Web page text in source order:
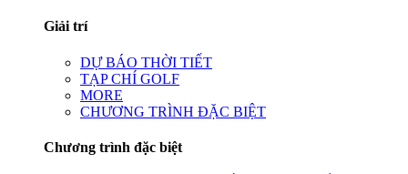
Giải trí
DỰ BÁO THỜI TIẾT
TẠP CHÍ GOLF
MORE
CHƯƠNG TRÌNH ĐẶC BIỆT
Chương trình đặc biệt